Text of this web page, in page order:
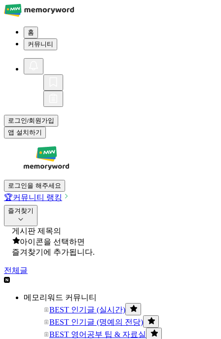
홈
커뮤니티
로그인/회원가입
앱 설치하기
로그인을 해주세요
🏆커뮤니티 랭킹
즐겨찾기
게시판 제목의
아이콘을 선택하면
즐겨찾기에 추가됩니다.
전체글
메모리워드 커뮤니티
BEST 인기글 (실시간)
BEST 인기글 (명예의 전당)
BEST 영어공부 팁 & 자료실